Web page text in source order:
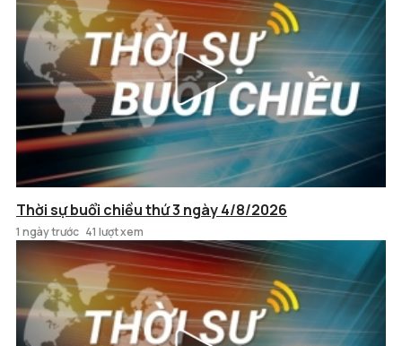
Thời sự buổi chiều thứ 3 ngày 4/8/2026
1 ngày trước 41 lượt xem